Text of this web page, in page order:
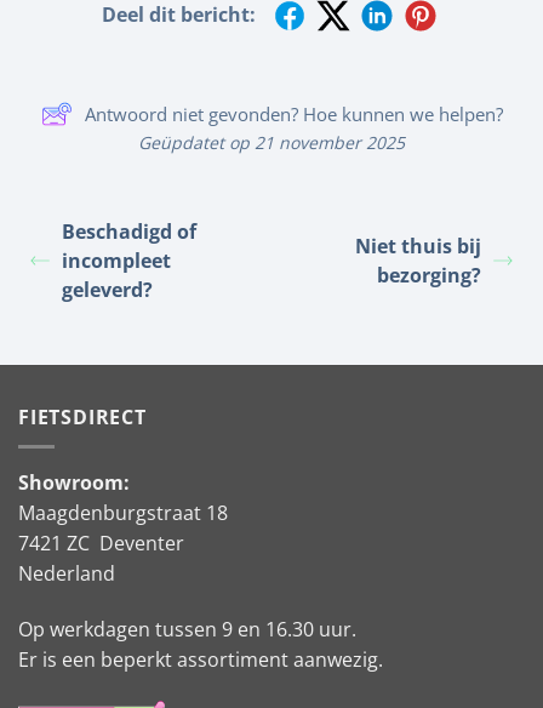
Deel dit bericht:
Antwoord niet gevonden? Hoe kunnen we helpen?
Geüpdatet op 21 november 2025
Beschadigd of
incompleet
geleverd?
Niet thuis bij
bezorging?
FIETSDIRECT
Showroom:
Maagdenburgstraat 18
7421 ZC Deventer
Nederland
Op werkdagen tussen 9 en 16.30 uur.
Er is een beperkt assortiment aanwezig.